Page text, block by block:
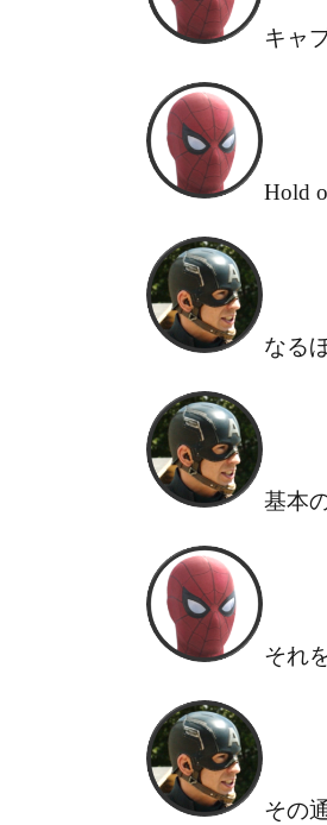
キャ
Hold
なる
基本
それ
その